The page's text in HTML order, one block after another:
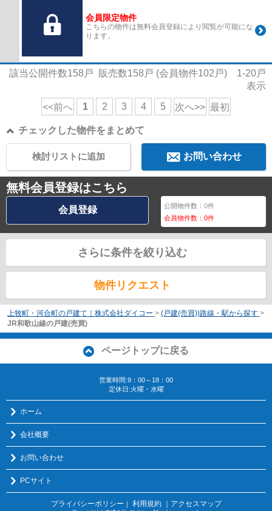
会員限定物件
こちらの物件は無料会員登録により閲覧が可能にな
ります。
該当公開件数158 戸 販売数158 戸 (会員物件102 戸) 1-20戸
表示
<<前へ 1 2 3 4 5 次へ>> 最初
チェックした物件をまとめて
お問い合わせ
検討リストに追加
無料会員登録はこちら
会員登録 公開物件数：0件
会員物件数：0件
さらに条件を絞り込む
物件リクエスト
上牧町・河合町の戸建て｜株式会社ダイコー > (戸建(売買))路線・駅から探す >
JR和歌山線の戸建(売買)
ページトップに戻る
営業時間:9：00～18：00
定休日:火曜・水曜
ホーム
会社概要
お問い合わせ
PCサイト
プライバシーポリシー ｜ 利用規約 ｜アクセスマップ